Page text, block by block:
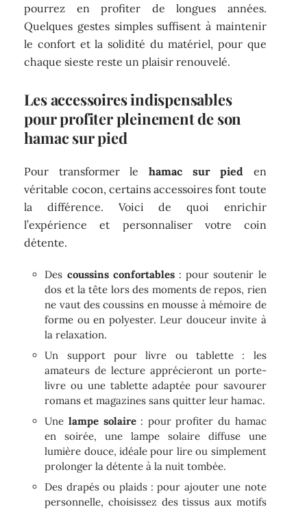
pourrez en profiter de longues années.
Quelques gestes simples suffisent à maintenir
le confort et la solidité du matériel, pour que
chaque sieste reste un plaisir renouvelé.
Les accessoires indispensables
pour profiter pleinement de son
hamac sur pied
Pour transformer le hamac sur pied en
véritable cocon, certains accessoires font toute
la différence. Voici de quoi enrichir
l’expérience et personnaliser votre coin
détente.
Des coussins confortables: pour soutenir le
dos et la tête lors des moments de repos, rien
ne vaut des coussins en mousse à mémoire de
forme ou en polyester. Leur douceur invite à
la relaxation.
Un support pour livre ou tablette : les
amateurs de lecture apprécieront un porte-
livre ou une tablette adaptée pour savourer
romans et magazines sans quitter leur hamac.
Une lampe solaire: pour profiter du hamac
en soirée, une lampe solaire diffuse une
lumière douce, idéale pour lire ou simplement
prolonger la détente à la nuit tombée.
Des drapés ou plaids : pour ajouter une note
personnelle, choisissez des tissus aux motifs